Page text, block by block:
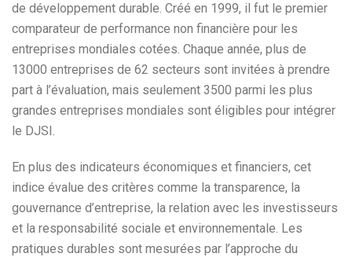
de développement durable. Créé en 1999, il fut le premier
comparateur de performance non financière pour les
entreprises mondiales cotées. Chaque année, plus de
13000 entreprises de 62 secteurs sont invitées à prendre
part à l’évaluation, mais seulement 3500 parmi les plus
grandes entreprises mondiales sont éligibles pour intégrer
le DJSI.
En plus des indicateurs économiques et financiers, cet
indice évalue des critères comme la transparence, la
gouvernance d’entreprise, la relation avec les investisseurs
et la responsabilité sociale et environnementale. Les
pratiques durables sont mesurées par l’approche du